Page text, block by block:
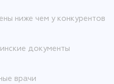
ниже чем у конкурентов
документы
врачи